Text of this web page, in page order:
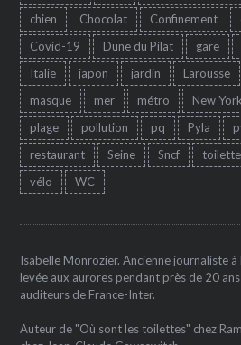
chien
Chocolat Confinement
Covid-19
Dune du Pilat gare
Italie
japon jardin Larousse
masque
mer métro New York
plage
pollution pq Pyla
restaurant
Seine Sncf
vélo
WC
Isabelle Monrozier. Ancienne journaliste
levée aux aurores pendant près de 20
auditeurs de France-Inter.
Auteur de "Où sont les toilettes" chez